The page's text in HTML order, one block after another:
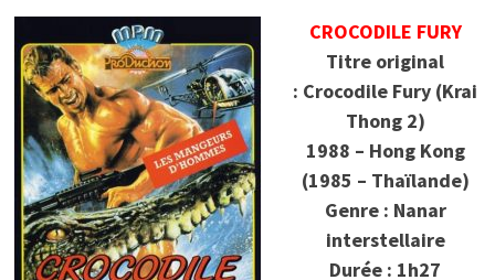
CROCODILE FURY
Titre original
: Crocodile Fury (Krai
Thong 2)
1988 – Hong Kong
(1985 – Thaïlande)
Genre : Nanar
interstellaire
Durée : 1h27